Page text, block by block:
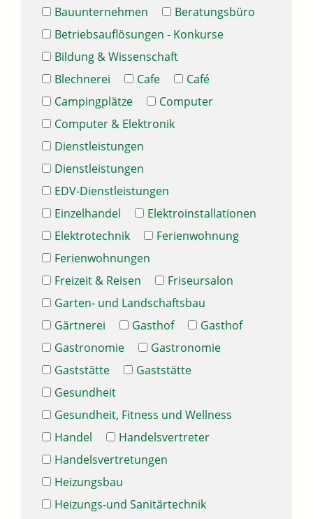
Bauunternehmen
Beratungsbüro
Betriebsauflösungen - Konkurse
Bildung & Wissenschaft
Blechnerei
Cafe
Café
Campingplätze
Computer
Computer & Elektronik
Dienstleistungen
Dienstleistungen
EDV-Dienstleistungen
Einzelhandel
Elektroinstallationen
Elektrotechnik
Ferienwohnung
Ferienwohnungen
Freizeit & Reisen
Friseursalon
Garten- und Landschaftsbau
Gärtnerei
Gasthof
Gasthof
Gastronomie
Gastronomie
Gaststätte
Gaststätte
Gesundheit
Gesundheit, Fitness und Wellness
Handel
Handelsvertreter
Handelsvertretungen
Heizungsbau
Heizungs-und Sanitärtechnik